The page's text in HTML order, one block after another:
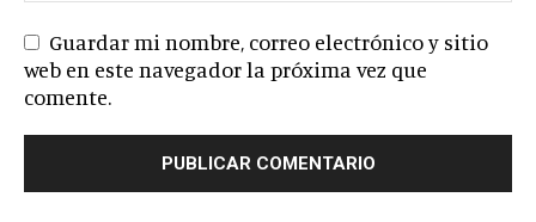
Guardar mi nombre, correo electrónico y sitio
web en este navegador la próxima vez que
comente.